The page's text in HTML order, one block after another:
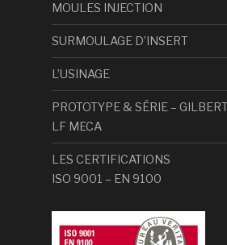
MOULES INJECTION
SURMOULAGE D’INSERT
L’USINAGE
PROTOTYPE & SÉRIE –
LF MECA
LES CERTIFICATIONS
ISO 9001 – EN 9100